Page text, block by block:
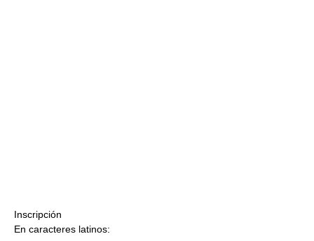
Inscripción
En caracteres latinos: